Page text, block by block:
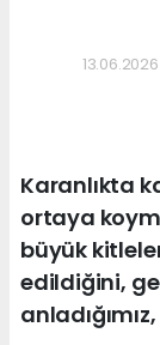
Karanlıkta
ortaya
büyük
edildiğini,